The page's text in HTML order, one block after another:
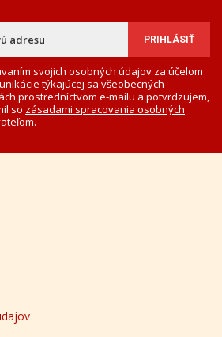
svojich osobných údajov za účelom
týkajúcej sa všeobecných
prostredníctvom e-mailu a potvrdzujem,
so zásadami spracovania osobných